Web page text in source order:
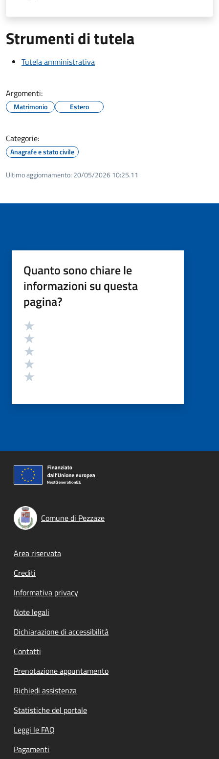
Strumenti di tutela
Tutela amministrativa
Argomenti:
Matrimonio Estero
Categorie:
Anagrafe e stato civile
Ultimo aggiornamento: 20/05/2026 10:25.11
Quanto sono chiare le
informazioni su questa
pagina?
Valutazione
Comune di Pezzaze
Footer menu
Area riservata
Crediti
Informativa privacy
Note legali
Dichiarazione di accessibilità
Contatti
Prenotazione appuntamento
Richiedi assistenza
Statistiche del portale
Leggi le FAQ
Pagamenti